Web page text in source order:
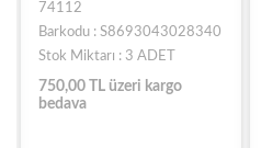
74112
Barkodu : S8693043028340
Stok Miktarı : 3 ADET
750,00 TL üzeri kargo
bedava